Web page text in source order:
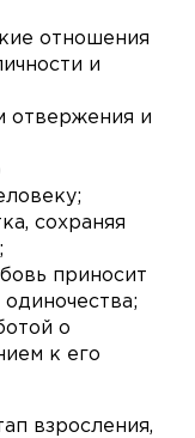
отношения
и
отвержения и
сохраняя
приносит
о
к его
взросления,